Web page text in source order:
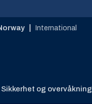
International
Sikkerhet og overvåkning